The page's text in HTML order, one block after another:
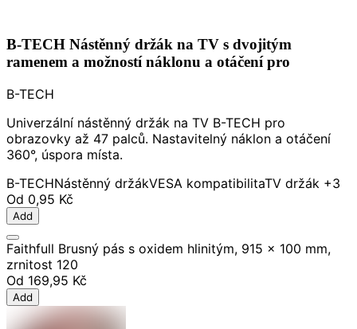
B-TECH Nástěnný držák na TV s dvojitým
ramenem a možností náklonu a otáčení pro
B-TECH
Univerzální nástěnný držák na TV B-TECH pro
obrazovky až 47 palců. Nastavitelný náklon a otáčení
360°, úspora místa.
B-TECHNástěnný držákVESA kompatibilitaTV držák +3
Od 0,95 Kč
Add
Faithfull Brusný pás s oxidem hlinitým, 915 x 100 mm,
zrnitost 120
Od 169,95 Kč
Add